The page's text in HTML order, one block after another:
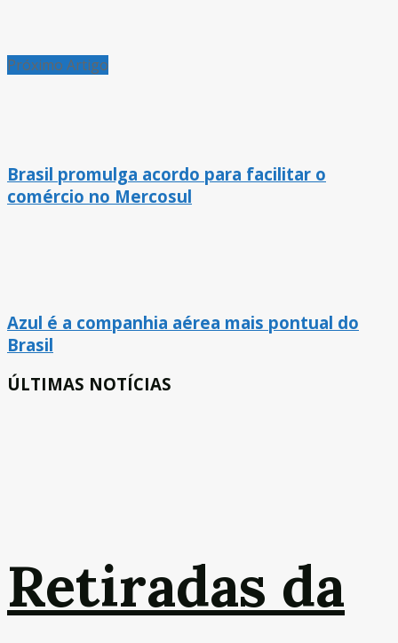
Próximo Artigo
Brasil promulga acordo para facilitar o
comércio no Mercosul
Azul é a companhia aérea mais pontual do
Brasil
ÚLTIMAS NOTÍCIAS
Retiradas da